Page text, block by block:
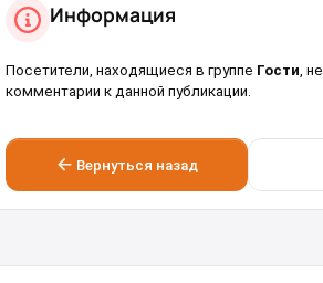
Информация
Посетители, находящиеся в группе Гости,
комментарии к данной публикации.
Вернуться назад